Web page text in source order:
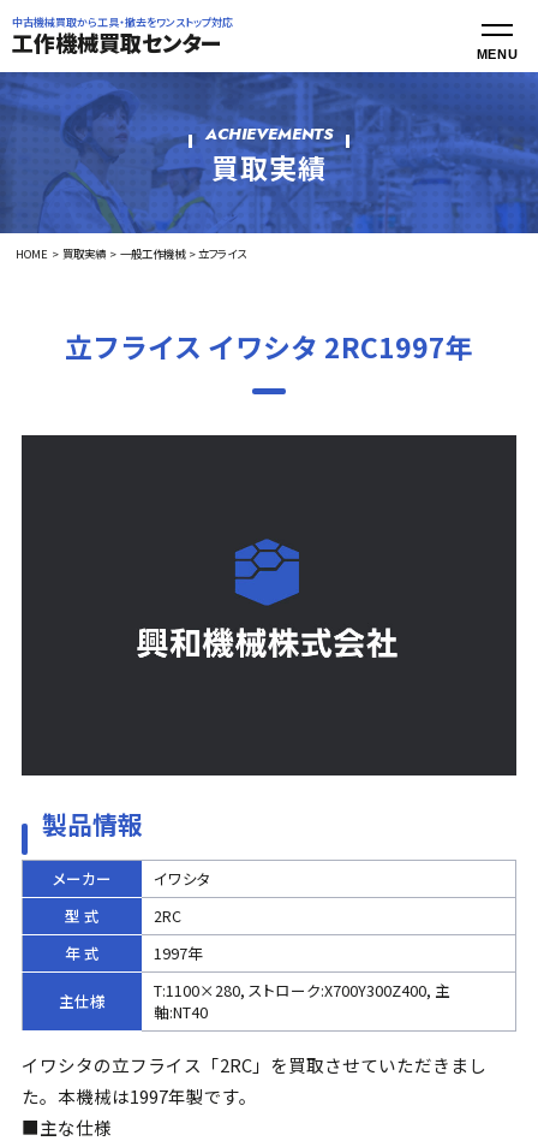
中古機械買取から工具・撤去をワンストップ対応
工作機械買取センター
ACHIEVEMENTS
買取実績
HOME 買取実績 一般工作機械 立フライス
立フライス イワシタ 2RC1997年
製品情報
メーカー
イワシタ
型 式
2RC
年 式
1997年
主仕様
T:1100×280, ストローク:X700Y300Z400, 主
軸:NT40
イワシタの立フライス「2RC」を買取させていただきまし
た。本機械は1997年製です。
■主な仕様